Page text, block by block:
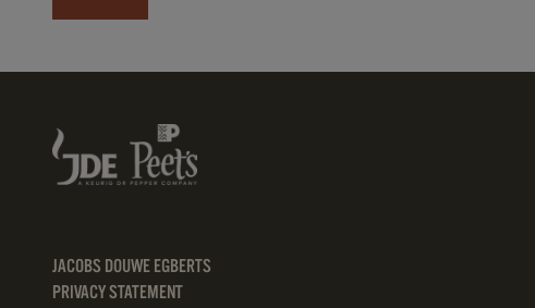
JACOBS DOUWE EGBERTS
PRIVACY STATEMENT